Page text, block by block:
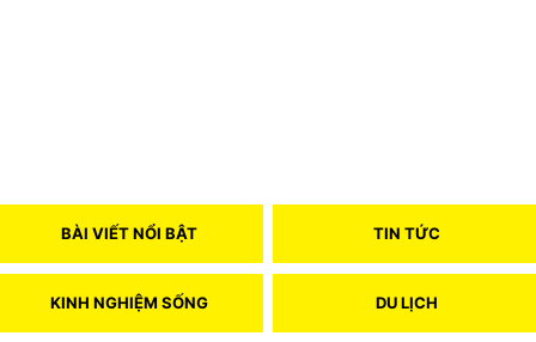
BÀI VIẾT NỔI BẬT TIN TỨC
KINH NGHIỆM SỐNG DU LỊCH